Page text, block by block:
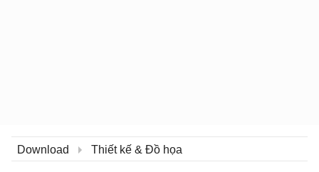
Download Thiết kế & Đồ họa